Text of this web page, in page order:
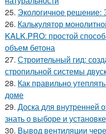
25. Экологичное решение:
26. Калькулятор
KALK.PRO: простой
объем бетона
27. Строительный гид:
стропильной системы
28. Как правильно
доме
29. Доска для внутренней
знать о выборе и установке
30. Вывод вентиляции